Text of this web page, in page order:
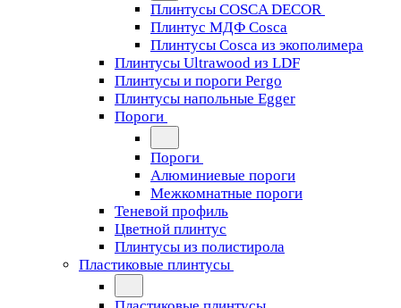
Плинтусы COSCA DECOR
Плинтус МДФ Cosca
Плинтусы Cosca из экополимера
Плинтусы Ultrawood из LDF
Плинтусы и пороги Pergo
Плинтусы напольные Egger
Пороги
Пороги
Алюминиевые пороги
Межкомнатные пороги
Теневой профиль
Цветной плинтус
Плинтусы из полистирола
Пластиковые плинтусы